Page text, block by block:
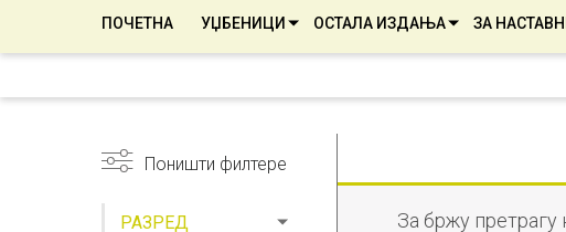
ПОЧЕТНА УЏБЕНИЦИ ОСТАЛА ИЗДАЊА ЗА
Поништи филтере
РАЗРЕД За бржу